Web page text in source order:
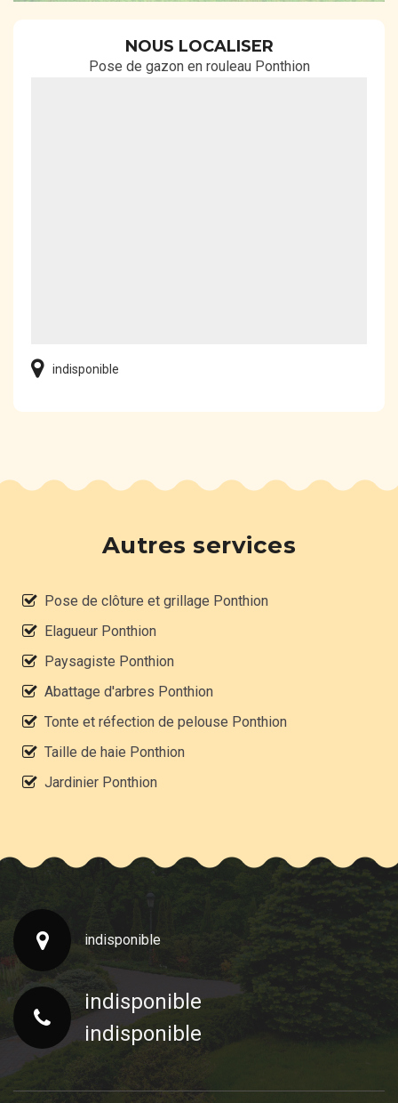
NOUS LOCALISER
Pose de gazon en rouleau Ponthion
indisponible
Autres services
Pose de clôture et grillage Ponthion
Elagueur Ponthion
Paysagiste Ponthion
Abattage d'arbres Ponthion
Tonte et réfection de pelouse Ponthion
Taille de haie Ponthion
Jardinier Ponthion
indisponible
indisponible
indisponible